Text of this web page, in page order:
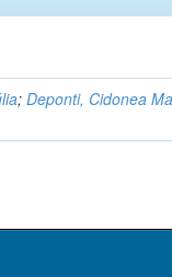
;Deponti, Cidonea